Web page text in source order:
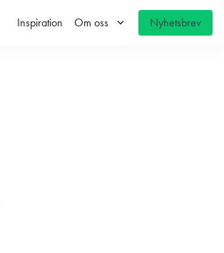
Inspiration Om oss keyboard_arrow_down Nyhetsbrev